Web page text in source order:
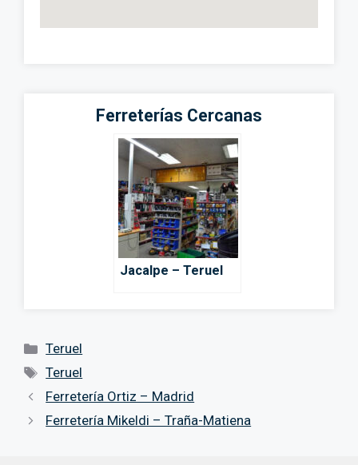
Ferreterías Cercanas
Jacalpe – Teruel
Categorías
Teruel
Etiquetas
Teruel
Ferretería Ortiz – Madrid
Ferretería Mikeldi – Traña-Matiena